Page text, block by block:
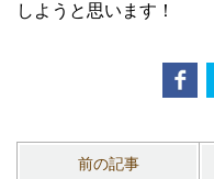
しようと思います！
前の記事